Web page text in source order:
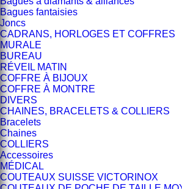
Bagues fantaisies
Joncs
CADRANS, HORLOGES ET COFFRES
MURALE
BUREAU
RÉVEIL MATIN
COFFRE À BIJOUX
COFFRE À MONTRE
DIVERS
CHAINES, BRACELETS & COLLIERS
Bracelets
Chaines
COLLIERS
Accessoires
MÉDICAL
COUTEAUX SUISSE VICTORINOX